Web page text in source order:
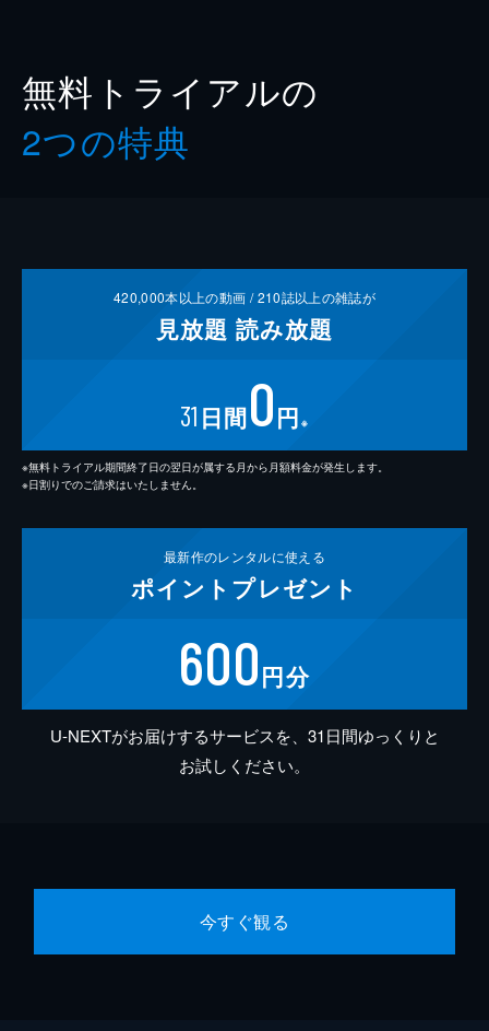
無料トライアルの
2つの特典
420,000本以上の動画 /210誌以上の雑誌が
見放題 読み放題
31 日間0円 ※
※無料トライアル期間終了日の翌日が属する月から月額料金が発生します。
※日割りでのご請求はいたしません。
最新作のレンタルに使える
ポイント プレゼント
600円分
U-NEXTがお届けするサービスを、31日間ゆっくりと
お試しください。
今すぐ観る